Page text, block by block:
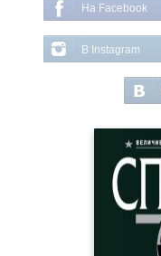
На Facebook
В Instagram